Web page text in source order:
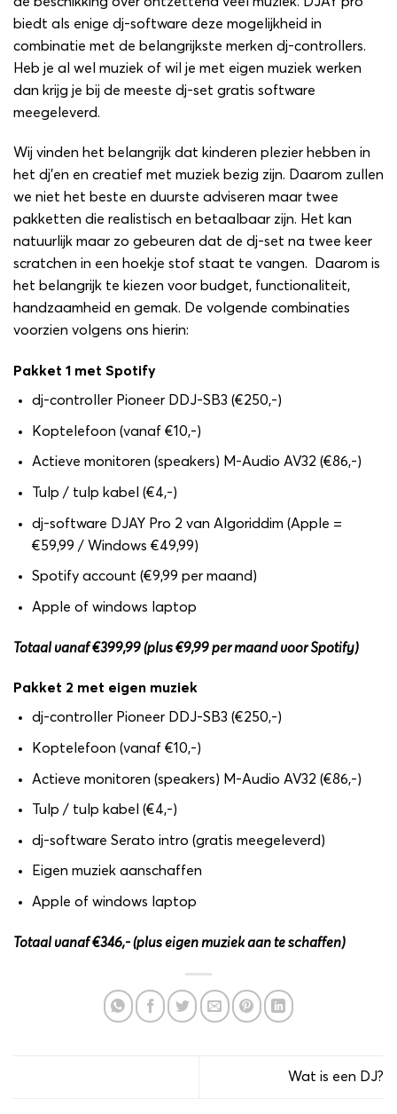
biedt als enige dj-software deze mogelijkheid in
combinatie met de belangrijkste merken dj-controllers.
Heb je al wel muziek of wil je met eigen muziek werken
dan krijg je bij de meeste dj-set gratis software
meegeleverd.
Wij vinden het belangrijk dat kinderen plezier hebben in
het dj’en en creatief met muziek bezig zijn. Daarom zullen
we niet het beste en duurste adviseren maar twee
pakketten die realistisch en betaalbaar zijn. Het kan
natuurlijk maar zo gebeuren dat de dj-set na twee keer
scratchen in een hoekje stof staat te vangen. Daarom is
het belangrijk te kiezen voor budget, functionaliteit,
handzaamheid en gemak. De volgende combinaties
voorzien volgens ons hierin:
Pakket 1 met Spotify
dj-controller Pioneer DDJ-SB3 (€250,-)
Koptelefoon (vanaf €10,-)
Actieve monitoren (speakers) M-Audio AV32 (€86,-)
Tulp / tulp kabel (€4,-)
dj-software DJAY Pro 2 van Algoriddim (Apple =
€59,99 / Windows €49,99)
Spotify account (€9,99 per maand)
Apple of windows laptop
Totaal vanaf €399,99 (plus €9,99 per maand voor Spotify)
Pakket 2 met eigen muziek
dj-controller Pioneer DDJ-SB3 (€250,-)
Koptelefoon (vanaf €10,-)
Actieve monitoren (speakers) M-Audio AV32 (€86,-)
Tulp / tulp kabel (€4,-)
dj-software Serato intro (gratis meegeleverd)
Eigen muziek aanschaffen
Apple of windows laptop
Totaal vanaf €346,- (plus eigen muziek aan te schaffen)
Wat is een DJ?